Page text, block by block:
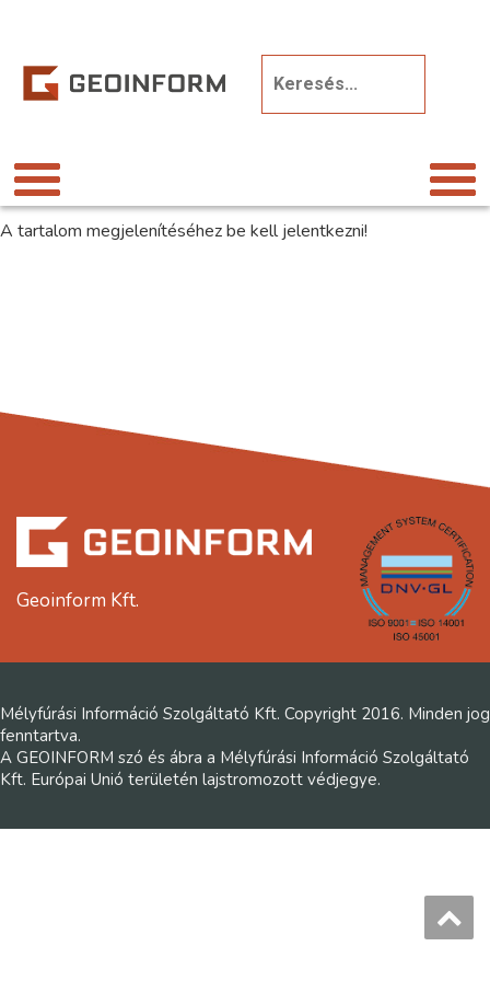
A tartalom megjelenítéséhez be kell jelentkezni!
Geoinform Kft.
Mélyfúrási Információ Szolgáltató Kft. Copyright 2016. Minden jog
fenntartva.
A GEOINFORM szó és ábra a Mélyfúrási Információ Szolgáltató
Kft. Európai Unió területén lajstromozott védjegye.